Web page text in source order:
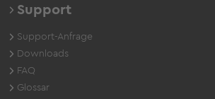
Support
Support-Anfrage
Downloads
FAQ
Glossar